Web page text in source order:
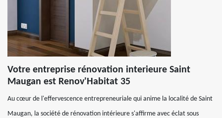
Votre entreprise rénovation interieure Saint
Maugan est Renov'Habitat 35
Au cœur de l'effervescence entrepreneuriale qui anime la localité de Saint
Maugan, la société de rénovation intérieure s'affirme avec éclat sous